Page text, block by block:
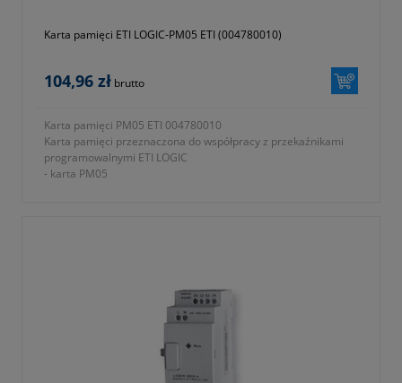
Karta pamięci ETI LOGIC-PM05 ETI (004780010)
104,96 zł brutto
Karta pamięci PM05 ETI 004780010
Karta pamięci przeznaczona do współpracy z przekaźnikami
programowalnymi ETI LOGIC
- karta PM05